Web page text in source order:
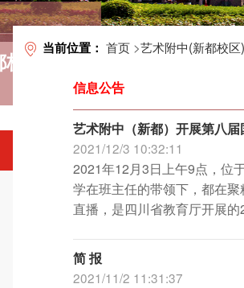
校区)
当前位置： 首页 >艺术附中(新都校区)
信息公告
艺术附中（新都）开展第八
2021/12/3 10:32:11
2021年12月3日上午9点，位
学在班主任的带领下，都在
直播，是四川省教育厅开展
简 报
2021/11/2 11:31:37